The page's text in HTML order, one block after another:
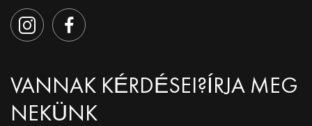
VANNAK KÉRDÉSEI? ÍRJA MEG
NEKÜNK